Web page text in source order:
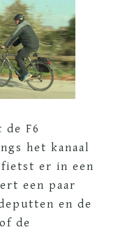
de F6
het kanaal
fietst er in een
een paar
en de
de